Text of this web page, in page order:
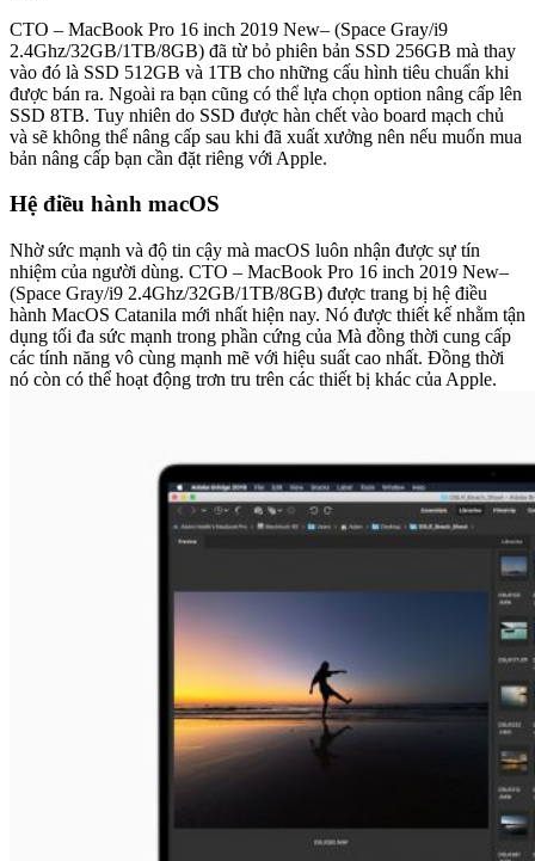
CTO – MacBook Pro 16 inch 2019 New– (Space Gray/i9
2.4Ghz/32GB/1TB/8GB) đã từ bỏ phiên bản SSD 256GB mà thay
vào đó là SSD 512GB và 1TB cho những cấu hình tiêu chuẩn khi
được bán ra. Ngoài ra bạn cũng có thể lựa chọn option nâng cấp lên
SSD 8TB. Tuy nhiên do SSD được hàn chết vào board mạch chủ
và sẽ không thể nâng cấp sau khi đã xuất xưởng nên nếu muốn mua
bản nâng cấp bạn cần đặt riêng với Apple.
Hệ điều hành macOS
Nhờ sức mạnh và độ tin cậy mà macOS luôn nhận được sự tín
nhiệm của người dùng. CTO – MacBook Pro 16 inch 2019 New–
(Space Gray/i9 2.4Ghz/32GB/1TB/8GB) được trang bị hệ điều
hành MacOS Catanila mới nhất hiện nay. Nó được thiết kế nhằm tận
dụng tối đa sức mạnh trong phần cứng của Mà đồng thời cung cấp
các tính năng vô cùng mạnh mẽ với hiệu suất cao nhất. Đồng thời
nó còn có thể hoạt động trơn tru trên các thiết bị khác của Apple.